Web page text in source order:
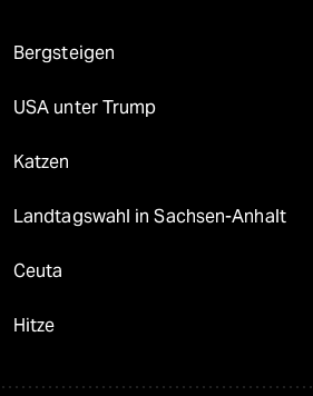
Bergsteigen
USA unter Trump
Katzen
Landtagswahl in Sachsen-Anhalt
Ceuta
Hitze